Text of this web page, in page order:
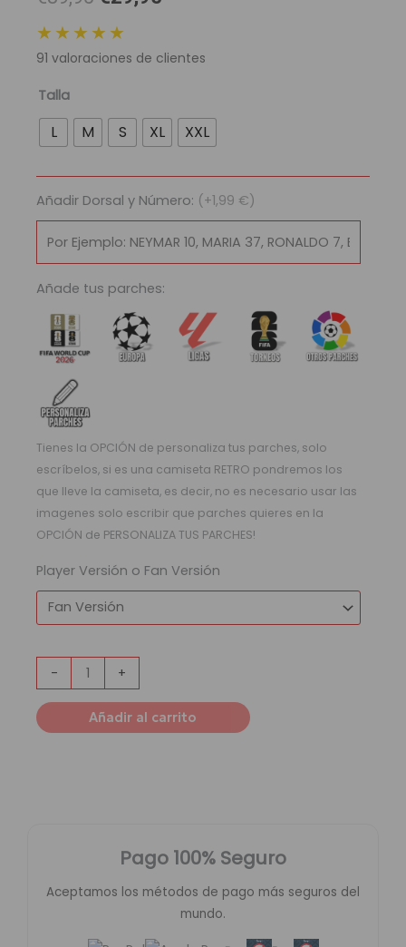
original
era:
es:
★★★★★
91 valoraciones de clientes
Talla
L M S XL XXL
Añadir Dorsal y Número: (+1,99 €)
Añade tus parches:
Tienes la OPCIÓN de personaliza tus parches, solo
escríbelos, si es una camiseta RETRO pondremos los
que lleve la camiseta, es decir, no es necesario usar las
imagenes solo escribir que parches quieres en la
OPCIÓN de PERSONALIZA TUS PARCHES!
Player Versión o Fan Versión
-
Camiseta
Retro
Paris
Germain
Football
Club
1995/96
cantidad
+
Añadir al carrito
Pago 100% Seguro
Aceptamos los métodos de pago más seguros del
mundo.